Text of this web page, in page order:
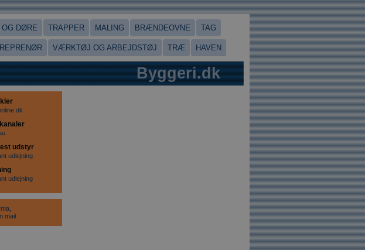
OG DØRE TRAPPER MALING BRÆNDEOVNE TAG
VÆRKTØJ OG ARBEJDSTØJ TRÆ HAVEN
Byggeri.dk
udstyr
udlejning
udlejning
mail